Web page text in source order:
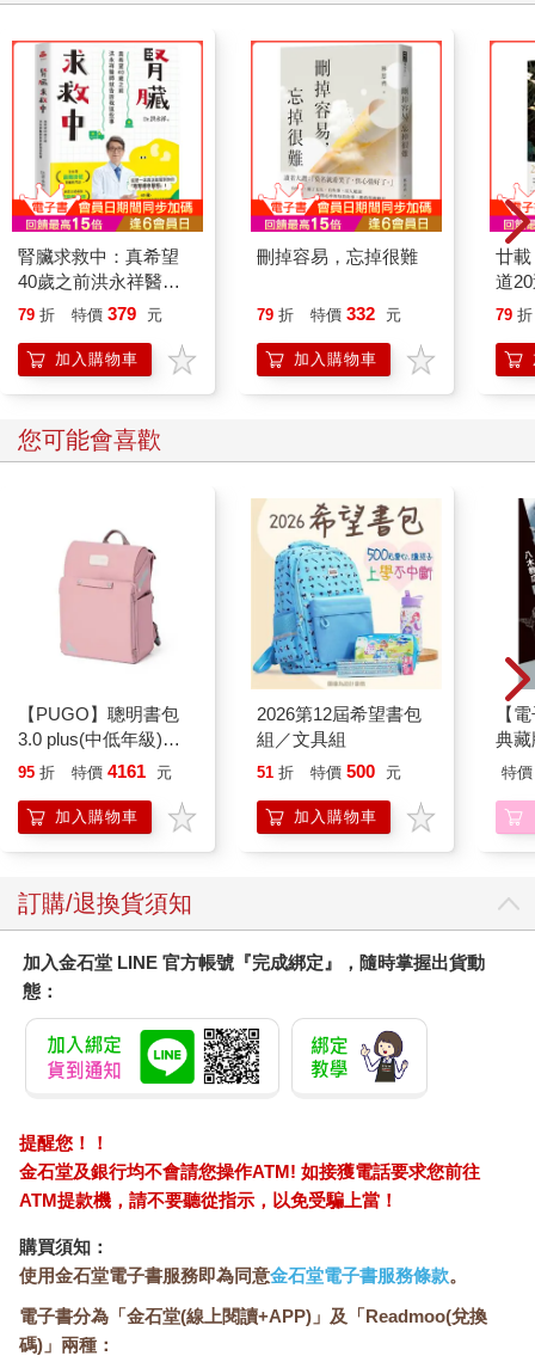
自我連結，以更深入了解自己，表現得更周全、自信且專注。本
書帶給讀者的，就是同樣一套的訓練內容。我由衷期盼每一位讀
者都能透過閱讀本書，拉近自己與自己的距離。
讓呼吸，引領你連結更深層的內在自我
本書提出的呼吸原理，是依據古老的呼吸控制練習──據記載，它
流傳了數千年，更有超過百年的科學研究證據背書，再加上我個
人多年來，幫助他人改善生活、建立更健康自我關係的經驗累
積。儘管「與內在溝通」的概念聽上去有些曖昧不明，但其本質
上就建立在我們期待於身處世界及文化背景下存活、並壯大的生
理本能。你有理解這一切是如何運作的權利，而我也會盡自己所
能，將我透過大量研究並在多個場合下，與心理學及神經科學專
家學者交流所獲得的知識，進行詳盡的解釋。我們知道，人類的
內在隨時都在發送、並接收著令人難以置信的大量訊息。而本書
能讓你「主動參與」這樣的過程。
在前面三章中，我會挑戰讀者，讓讀者透過或許與當前極為不同
的角度，去審視自己。因現代生活導致的自我脫節感，絕大多數
到我們甚至不會去多加思考的程度。就連我們用來表述自己的語
言中，也深埋著這些觀念的影子。許多呼吸法的練習者，因為對
自我有著根本性的誤解，繼而以錯誤的角度去理解呼吸方法，並
陷入瓶頸。本書的目標，就是解開這層誤解。因此，倘若你很難
擺脫舊有習氣的控制，也請毋須擔憂。
而訓練，將從「能接收到微弱的潛意識自我訊號」開始。在第四
章與第五章，你會學著去覺察潛意識自我，破解其發送的微妙訊
息。在第六章，則能學會開始向潛意識自我發出訊息。在第七
章，你將學到，在用呼吸來傳遞訊息時，如何透過「健全呼吸」
（functional breathing），表達適當的語氣及語調。在第八章，則
會將所學運用到基本功──覺察練習上。在第九章，我們會用一系
答你的疑問，了解該透過鼻子，還是嘴巴來呼吸？第十一章和十
二章則會指導， 如何透過加強二氧化碳耐受度或超級換氣練習，
關係。第十三章則解釋了情緒的生理機能，並提供能與潛意識自
我建立連結，從而傾聽其聲音的強大技巧，讓我們以強而有力的
方式，建立起過去或許不曾有過的連結。
最後一章的重點則在於協助你運用本書所學的方法，建立一套日
常訓練計畫，為人生迎來積極的改變。無論你的目標，是提升運
動表現、更自在面對社交環境、提升創造力， 還是純粹希望自己
能應付那些感到孤立無援的時刻，我都有一套適合你的入門計
畫。此外，幾乎每一章，都會提供練習或務實的建議，以利你掌
關係，而這是你應得的。
從第三章開始，你會在每一章的最後看到「從呼吸調整身心實驗
室」，指導你該如何學以致用。這些技巧需要一些時間才能掌
握，因此不要著急。你在前面章節中所學到的技巧，會隨著你不
斷進步，漸漸帶來回報。而這些技巧，也都會為後續章節的學習
內容打下基礎。當然，你可以一口氣讀完整本書，但你也許會想
礎打好，再繼續學習下一章的內容。倘若從第四章開始，你願意
在每一章之間，花上數天至一週的時間，來熟練這些技巧，或許
腎臟求救中：真希望
40歲之前洪永祥醫師
就告訴我這些事
79 折 特價 379 元
加入購物車
刪掉容易，忘掉很難
79 折 特價 332 元
加入購物車
廿
道
79 折
您可能會喜歡
【PUGO】聰明書包
3.0 plus(中低年級)藕
粉 全新進化玩美上市
95 折 特價 4161 元
加入購物車
2026第12屆希望書包
組／文具組
51 折 特價 500 元
加入購物車
【
典藏
特價
訂購/退換貨須知
加入金石堂 LINE 官方帳號『完成綁定』，隨時掌握出貨動
態：
提醒您！！
金石堂及銀行均不會請您操作ATM! 如接獲電話要求您前往
ATM提款機，請不要聽從指示，以免受騙上當！
購買須知：
使用金石堂電子書服務即為同意金石堂電子書服務條款。
電子書分為「金石堂(線上閱讀+APP)」及「Readmoo(兌換
碼)」兩種：